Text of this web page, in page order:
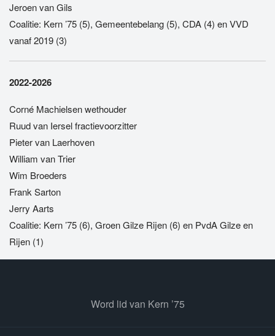
Jeroen van Gils
Coalitie: Kern ’75 (5), Gemeentebelang (5), CDA (4) en VVD
vanaf 2019 (3)
2022-2026
Corné Machielsen wethouder
Ruud van Iersel fractievoorzitter
Pieter van Laerhoven
William van Trier
Wim Broeders
Frank Sarton
Jerry Aarts
Coalitie: Kern ’75 (6), Groen Gilze Rijen (6) en PvdA Gilze en
Rijen (1)
Word lid van Kern ’75